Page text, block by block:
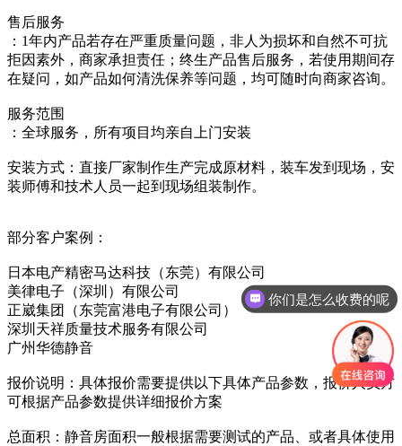
售后服务
：1年内产品若存在严重质量问题，非人为损坏和自然不可抗
拒因素外，商家承担责任；终生产品售后服务，若使用期间存
在疑问，如产品如何清洗保养等问题，均可随时向商家咨询。
服务范围
：全球服务，所有项目均亲自上门安装
安装方式：直接厂家制作生产完成原材料，装车发到现场，安
装师傅和技术人员一起到现场组装制作。
部分客户案例：
日本电产精密马达科技（东莞）有限公司
美律电子（深圳）有限公司
正崴集团（东莞富港电子有限公司）
深圳天祥质量技术服务有限公司
广州华德静音
报价说明：具体报价需要提供以下具体产品参数，报价人员方
可根据产品参数提供详细报价方案
总面积：静音房面积一般根据需要测试的产品、或者具体使用
你们是怎么收费的呢